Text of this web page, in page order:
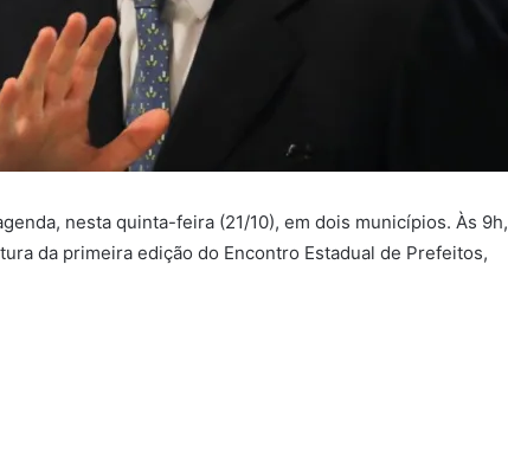
nesta quinta-feira (21/10), em dois municípios. Às 9h,
da primeira edição do Encontro Estadual de Prefeitos,